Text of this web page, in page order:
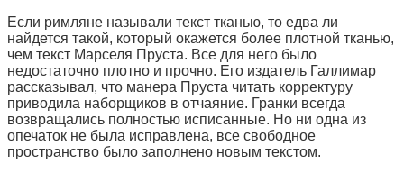
Если римляне называли текст тканью, то едва ли
найдется такой, который окажется более плотной тканью,
чем текст Марселя Пруста. Все для него было
недостаточно плотно и прочно. Его издатель Галлимар
рассказывал, что манера Пруста читать корректуру
приводила наборщиков в отчаяние. Гранки всегда
возвращались полностью исписанные. Но ни одна из
опечаток не была исправлена, все свободное
пространство было заполнено новым текстом.